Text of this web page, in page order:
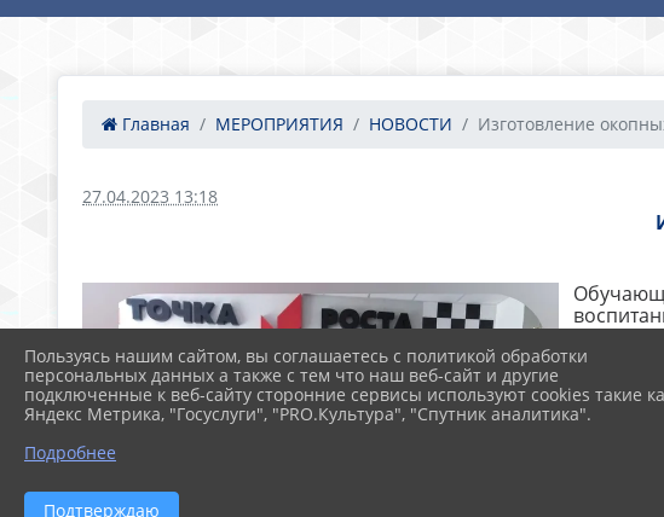
Главная МЕРОПРИЯТИЯ НОВОСТИ Изготовление
27.04.2023 13:18
Кaждый
Ребятa
«Мы
Помимо
Пользуясь нашим сайтом, вы соглашаетесь с политикой обработки
персональных данных а также с тем что наш веб-сайт и другие
подключенные к веб-сайту сторонние сервисы используют cookies такие
Яндекс Метрика, "Госуслуги", "PRO.Культура", "Спутник аналитика".
Подробнее
Подтверждаю